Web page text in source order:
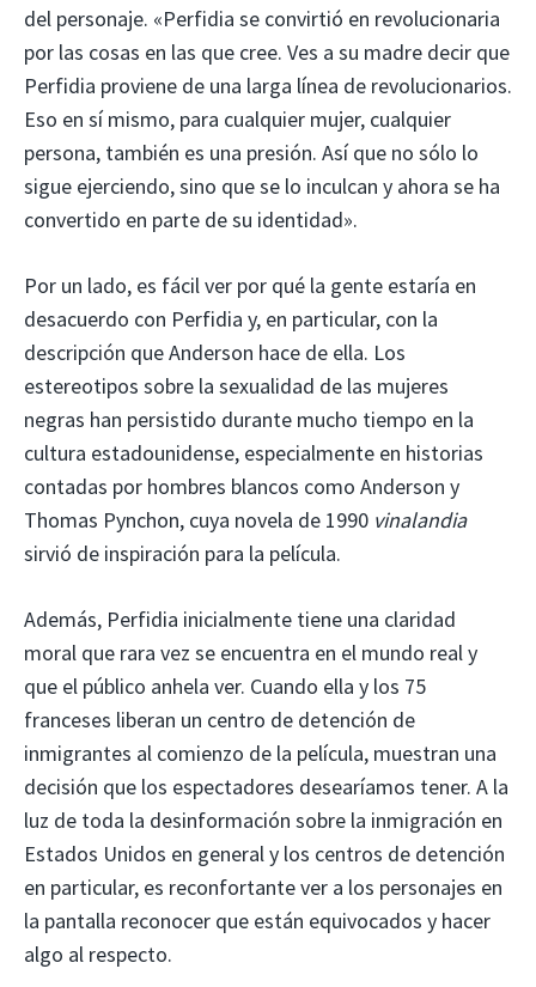
del personaje. «Perfidia se convirtió en revolucionaria
por las cosas en las que cree. Ves a su madre decir que
Perfidia proviene de una larga línea de revolucionarios.
Eso en sí mismo, para cualquier mujer, cualquier
persona, también es una presión. Así que no sólo lo
sigue ejerciendo, sino que se lo inculcan y ahora se ha
convertido en parte de su identidad».
Por un lado, es fácil ver por qué la gente estaría en
desacuerdo con Perfidia y, en particular, con la
descripción que Anderson hace de ella. Los
estereotipos sobre la sexualidad de las mujeres
negras han persistido durante mucho tiempo en la
cultura estadounidense, especialmente en historias
contadas por hombres blancos como Anderson y
Thomas Pynchon, cuya novela de 1990 vinalandia
sirvió de inspiración para la película.
Además, Perfidia inicialmente tiene una claridad
moral que rara vez se encuentra en el mundo real y
que el público anhela ver. Cuando ella y los 75
franceses liberan un centro de detención de
inmigrantes al comienzo de la película, muestran una
decisión que los espectadores desearíamos tener. A la
luz de toda la desinformación sobre la inmigración en
Estados Unidos en general y los centros de detención
en particular, es reconfortante ver a los personajes en
la pantalla reconocer que están equivocados y hacer
algo al respecto.